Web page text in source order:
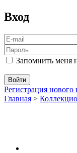
Вход
Запомнить меня
Регистрация нового
Главная >